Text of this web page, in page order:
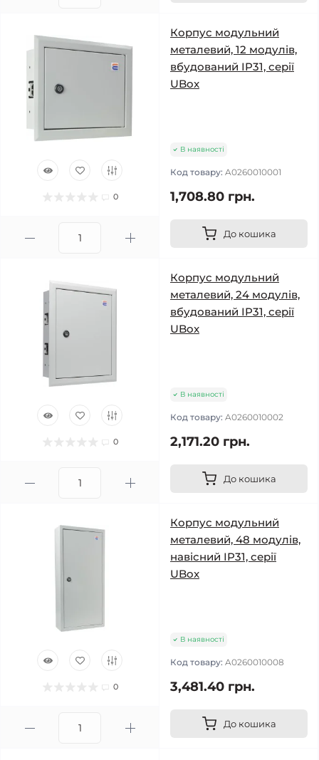
0
Корпус модульний
металевий, 12 модулів,
вбудований IP31, серії
UBox
В наявності
Код товару: A0260010001
1,708.80 грн.
До кошика
0
Корпус модульний
металевий, 24 модулів,
вбудований IP31, серії
UBox
В наявності
Код товару: A0260010002
2,171.20 грн.
До кошика
0
Корпус модульний
металевий, 48 модулів,
навісний IP31, серії
UBox
В наявності
Код товару: A0260010008
3,481.40 грн.
До кошика